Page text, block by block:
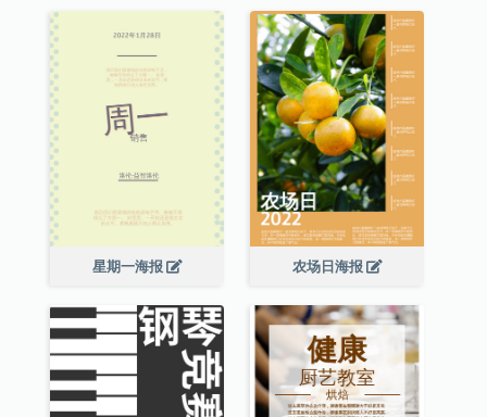
星期一海报 农场日海报